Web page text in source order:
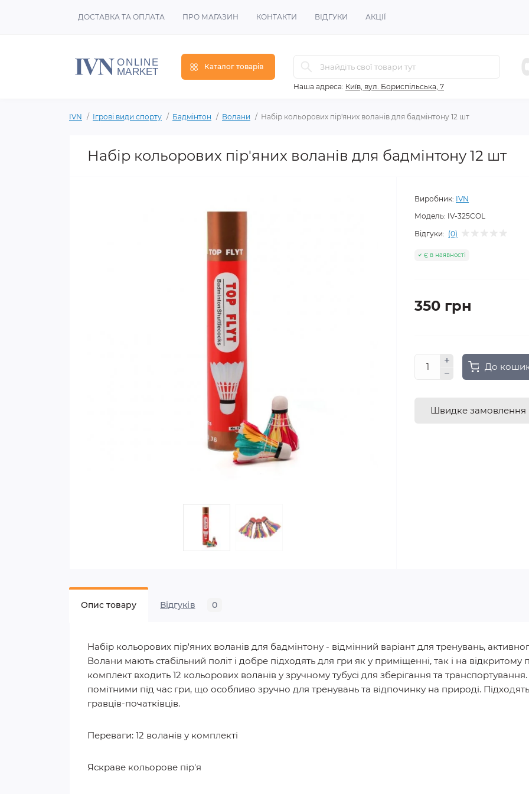
ДОСТАВКА ТА ОПЛАТА ПРО МАГАЗИН КОНТАКТИ ВІДГУКИ АКЦІЇ
Каталог товарів
Наша адреса: Київ, вул. Бориспільська, 7
IVN Ігрові види спорту Бадмінтон Волани Набір кольорових пір'яних воланів для бадмінтону 12 шт
Набір кольорових пір'яних воланів для бадмінтону 12 шт
Виробник: IVN
Модель: IV-325COL
Відгуки: (0)
Є в наявності
350 грн
До
Швидке замовлення
Опис товару Відгуків 0
Набір кольорових пір'яних воланів для бадмінтону - відмінний варіант для тренувань,
Волани мають стабільний політ і добре підходять для гри як у приміщенні, так і на відкритому
комплект входить 12 кольорових воланів у зручному тубусі для зберігання та
помітними під час гри, що особливо зручно для тренувань та відпочинку на природі.
гравців-початківців.
Переваги: 12 воланів у комплекті
Яскраве кольорове пір'я